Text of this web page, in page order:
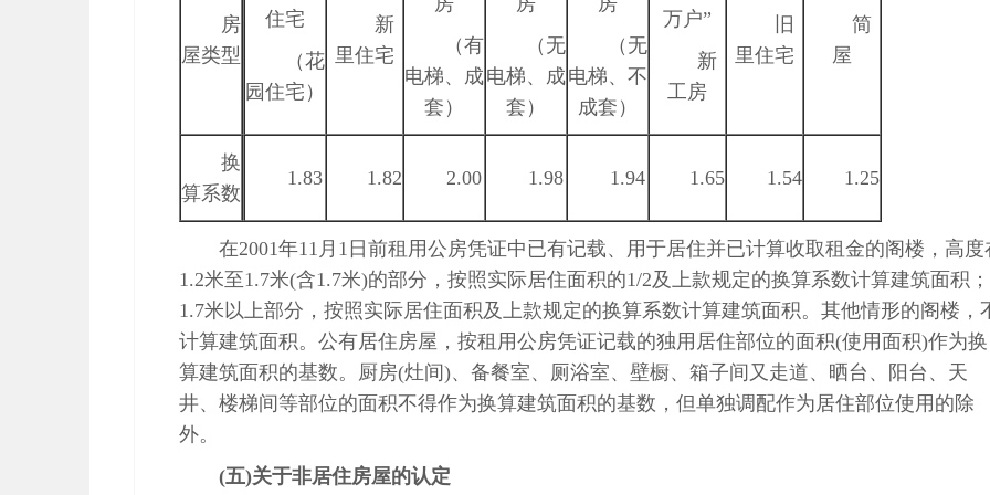
房
屋类型
住宅
（花
园住宅）
新
里住宅
（有
电梯、成
套）
（无
电梯、成
套）
（无
电梯、不
成套）
万户”
新
工房
旧
里住宅
简
屋
换
算系数
1.83 1.82 2.00 1.98 1.94 1.65 1.54 1.25
在2001年11月1日前租用公房凭证中已有记载、用于居住并已计算收取租金的阁楼，高度
1.2米至1.7米(含1.7米)的部分，按照实际居住面积的1/2及上款规定的换算系数计算建筑面积；
1.7米以上部分，按照实际居住面积及上款规定的换算系数计算建筑面积。其他情形的阁楼，
计算建筑面积。公有居住房屋，按租用公房凭证记载的独用居住部位的面积(使用面积)作为换
算建筑面积的基数。厨房(灶间)、备餐室、厕浴室、壁橱、箱子间又走道、晒台、阳台、天
井、楼梯间等部位的面积不得作为换算建筑面积的基数，但单独调配作为居住部位使用的除
外。
(五)关于非居住房屋的认定